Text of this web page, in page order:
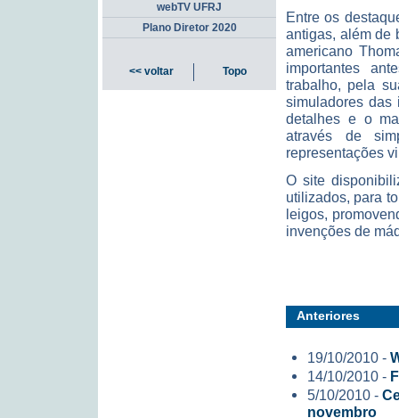
Entre os
antigas, além de
americano
importantes
trabalho, pela
simuladores das
detalhes e o
através de
representações
O site
utilizados, para
leigos,
invenções de
Anteriores
19/10/2010 -
14/10/2010 -
5/10/2010 -
novembro
webTV UFRJ
Plano Diretor 2020
<< voltar Topo